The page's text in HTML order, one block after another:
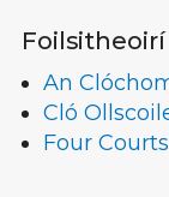
Foilsitheoirí
An
Cló
Four